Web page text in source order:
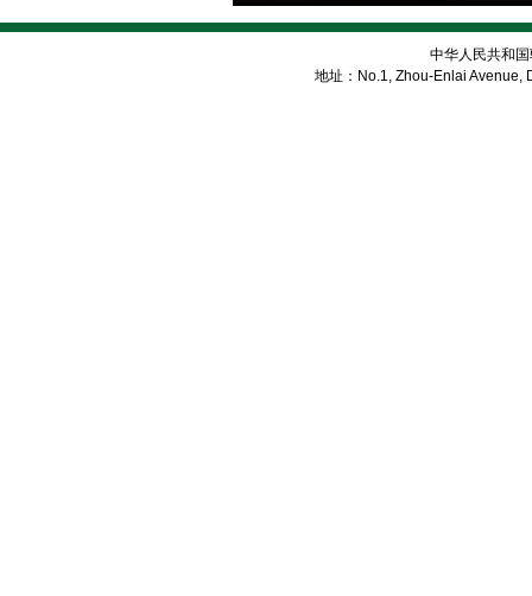
中华人民共和
地址：No.1, Zhou-Enlai Avenue,